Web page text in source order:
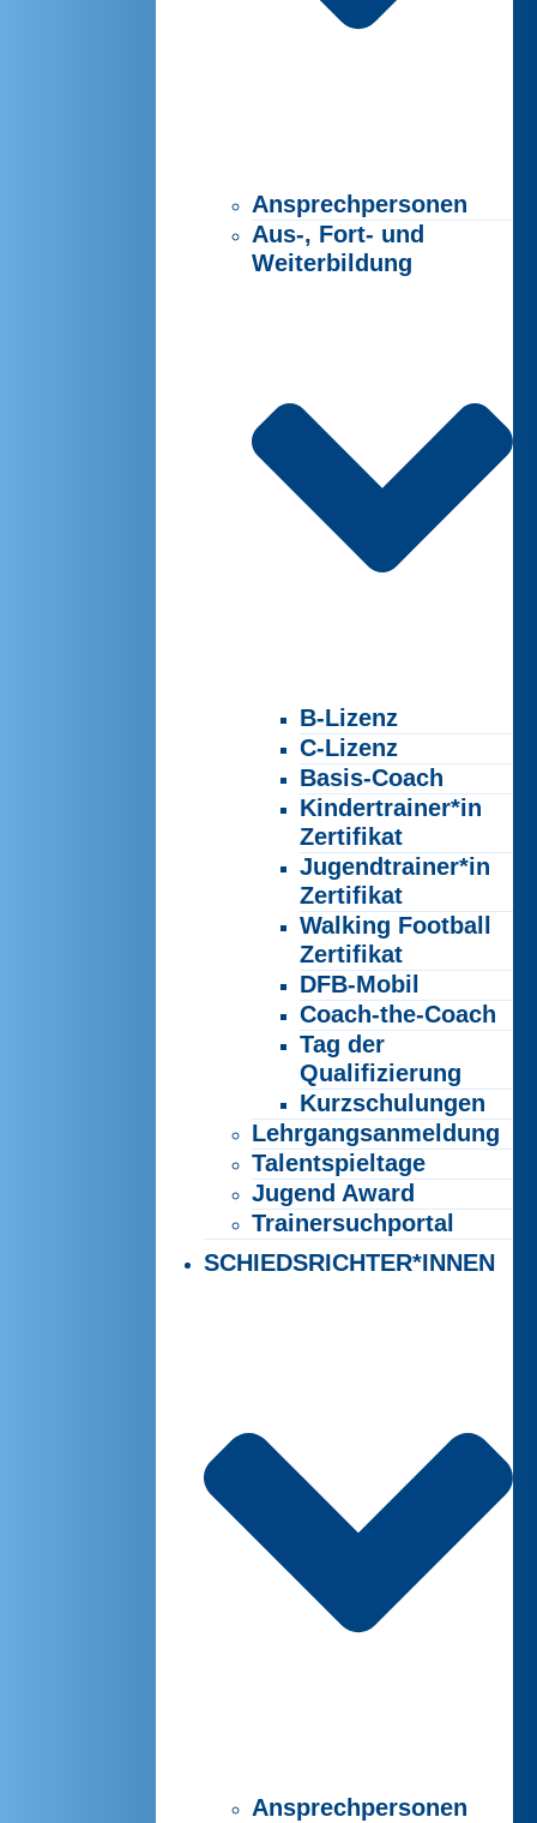
Ansprechpersonen
Aus-, Fort- und
Weiterbildung
B-Lizenz
C-Lizenz
Basis-Coach
Kindertrainer*in
Zertifikat
Jugendtrainer*in
Zertifikat
Walking Football
Zertifikat
DFB-Mobil
Coach-the-Coach
Tag der
Qualifizierung
Kurzschulungen
Lehrgangsanmeldung
Talentspieltage
Jugend Award
Trainersuchportal
SCHIEDSRICHTER*INNEN
Ansprechpersonen